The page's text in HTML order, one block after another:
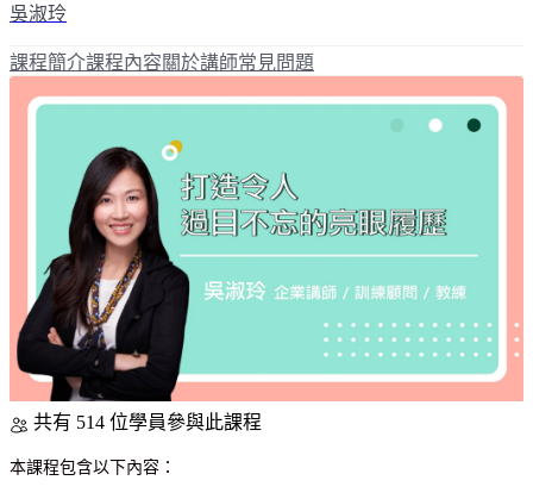
吳淑玲
課程簡介課程內容關於講師常見問題
共有 514 位學員參與此課程
本課程包含以下內容：